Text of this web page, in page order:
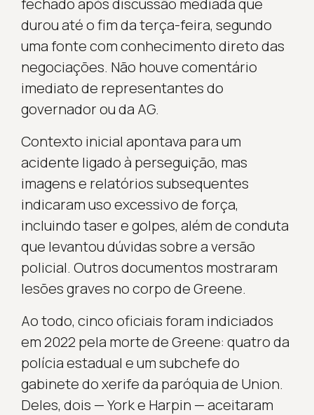
durou até o fim da terça-feira, segundo
uma fonte com conhecimento direto das
negociações. Não houve comentário
imediato de representantes do
governador ou da AG.
Contexto inicial apontava para um
acidente ligado à perseguição, mas
imagens e relatórios subsequentes
indicaram uso excessivo de força,
incluindo taser e golpes, além de conduta
que levantou dúvidas sobre a versão
policial. Outros documentos mostraram
lesões graves no corpo de Greene.
Ao todo, cinco oficiais foram indiciados
em 2022 pela morte de Greene: quatro da
polícia estadual e um subchefe do
gabinete do xerife da paróquia de Union.
Deles, dois — York e Harpin — aceitaram